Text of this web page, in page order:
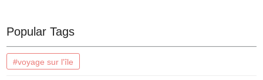
dans la zone de villégiature. La qualité du printemps diffère à
rend votre peau douce et lisse. Il s'appelle "Beauty's Spring"
comme un surnom.
Popular Tags
#voyage sur l'île